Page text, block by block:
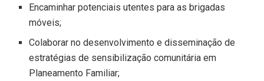
Encaminhar potenciais utentes para as brigadas
móveis;
Colaborar no desenvolvimento e disseminação de
estratégias de sensibilização comunitária em
Planeamento Familiar;